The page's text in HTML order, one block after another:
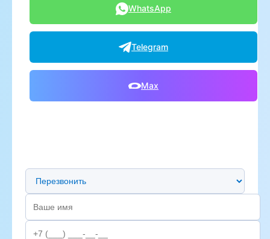
WhatsApp
Telegram
Max
Предпочтительный способ связи